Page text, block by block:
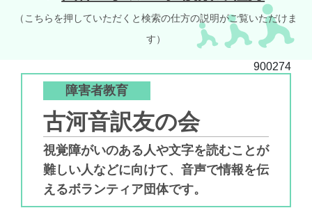
（こちらを押していただくと検索の仕方の説明がご覧いただけま
す）
900274
障害者教育
古河音訳友の会
視覚障がいのある人や文字を読むことが
難しい人などに向けて、音声で情報を伝
えるボランティア団体です。